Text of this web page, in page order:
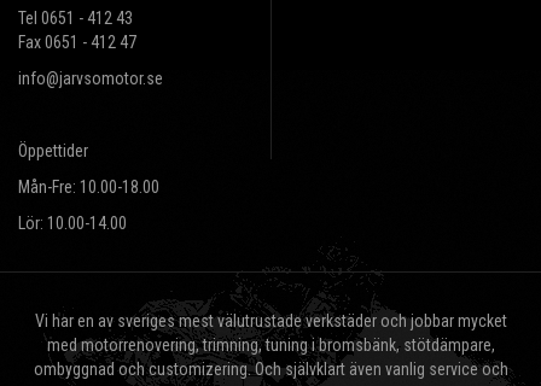
Tel 0651 - 412 43
Fax 0651 - 412 47
info@jarvsomotor.se
Öppettider
Mån-Fre: 10.00-18.00
Lör: 10.00-14.00
Vi har en av sveriges mest välutrustade verkstäder och jobbar mycket
med motorrenovering, trimning, tuning i bromsbänk, stötdämpare,
ombyggnad och customizering. Och självklart även vanlig service och